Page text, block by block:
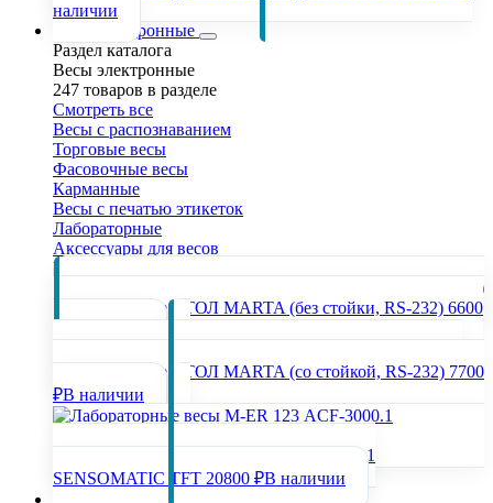
наличии
Весы электронные
Раздел каталога
Весы электронные
247 товаров в разделе
Смотреть все
Весы с распознаванием
Торговые весы
Фасовочные весы
Карманные
Весы с печатью этикеток
Лабораторные
Аксессуары для весов
Популярные товары раздела
Весы торговые АТОЛ MARTA (без стойки, RS-232) 6600
Весы торговые АТОЛ MARTA (со стойкой, RS-232) 7700
₽В наличии
Лабораторные весы M-ER 123 АCF-3000.1
SENSOMATIC TFT 20800 ₽В наличии